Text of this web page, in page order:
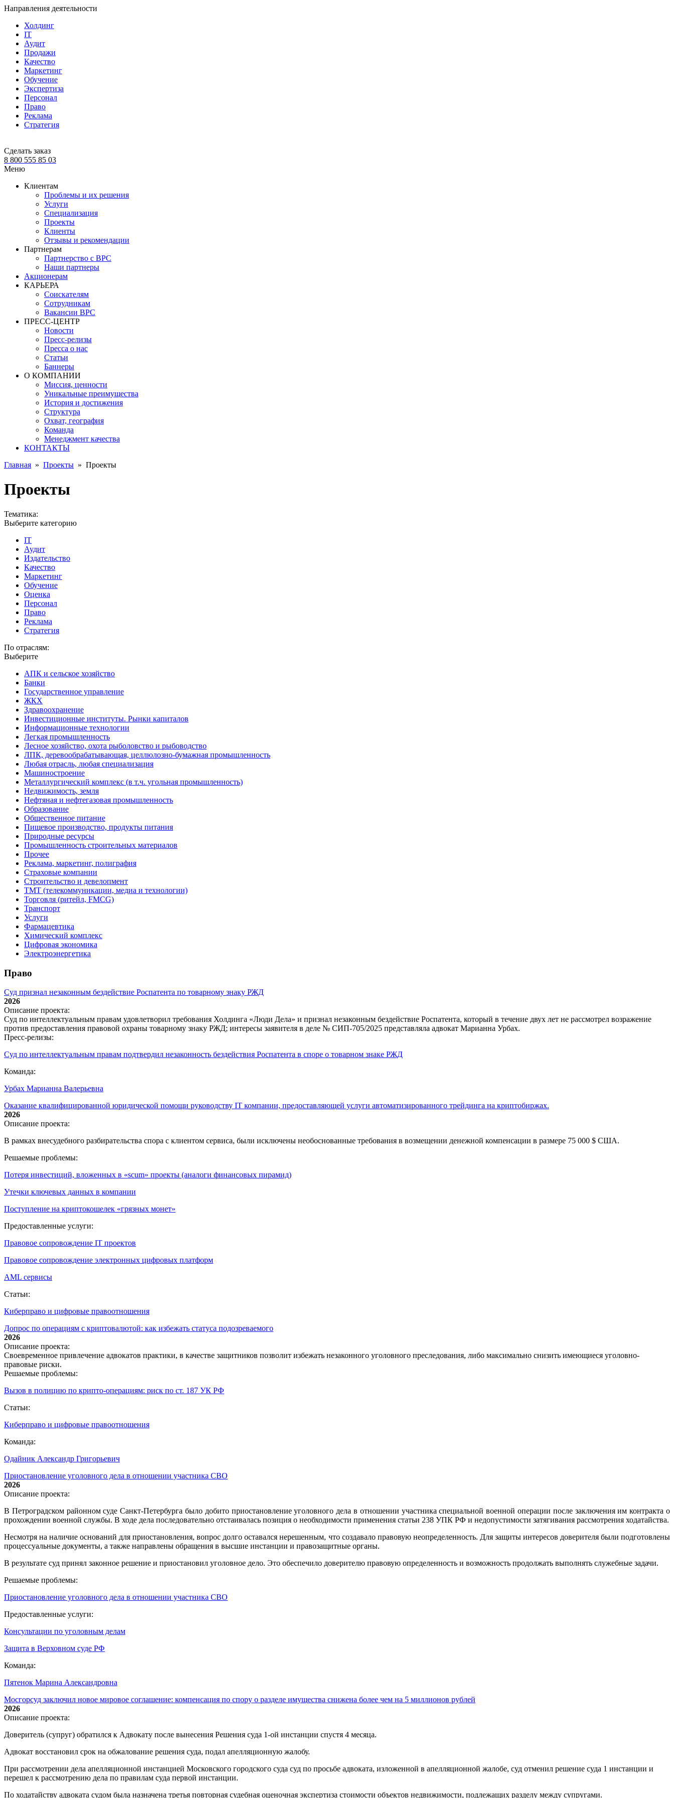
Направления деятельности
Холдинг
IT
Аудит
Продажи
Качество
Маркетинг
Обучение
Экспертиза
Персонал
Право
Реклама
Стратегия
Сделать заказ
8 800 555 85 03
Меню
Клиентам
Проблемы и их решения
Услуги
Специализация
Проекты
Клиенты
Отзывы и рекомендации
Партнерам
Партнерство с BPC
Наши партнеры
Акционерам
КАРЬЕРА
Соискателям
Сотрудникам
Вакансии BPC
ПРЕСС-ЦЕНТР
Новости
Пресс-релизы
Пресса о нас
Статьи
Баннеры
О КОМПАНИИ
Миссия, ценности
Уникальные преимущества
История и достижения
Структура
Охват, география
Команда
Менеджмент качества
КОНТАКТЫ
Главная » Проекты » Проекты
Проекты
Тематика:
Выберите категорию
IT
Аудит
Издательство
Качество
Маркетинг
Обучение
Оценка
Персонал
Право
Реклама
Стратегия
По отраслям:
Выберите
АПК и сельское хозяйство
Банки
Государственное управление
ЖКХ
Здравоохранение
Инвестиционные институты. Рынки капиталов
Информационные технологии
Легкая промышленность
Лесное хозяйство, охота рыболовство и рыбоводство
ЛПК, деревообрабатывающая, целлюлозно-бумажная промышленность
Любая отрасль, любая специализация
Машиностроение
Металлургический комплекс (в т.ч. угольная промышленность)
Недвижимость, земля
Нефтяная и нефтегазовая промышленность
Образование
Общественное питание
Пищевое производство, продукты питания
Природные ресурсы
Промышленность строительных материалов
Прочее
Реклама, маркетинг, полиграфия
Страховые компании
Строительство и девелопмент
ТМТ (телекоммуникации, медиа и технологии)
Торговля (ритейл, FMCG)
Транспорт
Услуги
Фармацевтика
Химический комплекс
Цифровая экономика
Электроэнергетика
Право
Суд признал незаконным бездействие Роспатента по товарному знаку РЖД
2026
Описание проекта:
Суд по интеллектуальным правам удовлетворил требования Холдинга «Люди Дела» и признал незаконным бездействие Роспатента, который в течение двух лет не рассмотрел возражение
против предоставления правовой охраны товарному знаку РЖД; интересы заявителя в деле № СИП‑705/2025 представляла адвокат Марианна Урбах.
Пресс-релизы:
Суд по интеллектуальным правам подтвердил незаконность бездействия Роспатента в споре о товарном знаке РЖД
Команда:
Урбах Марианна Валерьевна
Оказание квалифицированной юридической помощи руководству IT компании, предоставляющей услуги автоматизированного трейдинга на криптобиржах.
2026
Описание проекта:
В рамках внесудебного разбирательства спора с клиентом сервиса, были исключены необоснованные требования в возмещении денежной компенсации в размере 75 000 $ США.
Решаемые проблемы:
Потеря инвестиций, вложенных в «scum» проекты (аналоги финансовых пирамид)
Утечки ключевых данных в компании
Поступление на криптокошелек «грязных монет»
Предоставленные услуги:
Правовое сопровождение IT проектов
Правовое сопровождение электронных цифровых платформ
AML сервисы
Статьи:
Киберправо и цифровые правоотношения
Допрос по операциям с криптовалютой: как избежать статуса подозреваемого
2026
Описание проекта:
Своевременное привлечение адвокатов практики, в качестве защитников позволит избежать незаконного уголовного преследования, либо максимально снизить имеющиеся уголовно-
правовые риски.
Решаемые проблемы:
Вызов в полицию по крипто‑операциям: риск по ст. 187 УК РФ
Статьи:
Киберправо и цифровые правоотношения
Команда:
Одайник Александр Григорьевич
Приостановление уголовного дела в отношении участника СВО
2026
Описание проекта:
В Петроградском районном суде Санкт-Петербурга было добито приостановление уголовного дела в отношении участника специальной военной операции после заключения им контракта о
прохождении военной службы. В ходе дела последовательно отстаивалась позиция о необходимости применения статьи 238 УПК РФ и недопустимости затягивания рассмотрения ходатайства.
Несмотря на наличие оснований для приостановления, вопрос долго оставался нерешенным, что создавало правовую неопределенность. Для защиты интересов доверителя были подготовлены
процессуальные документы, а также направлены обращения в высшие инстанции и правозащитные органы.
В результате суд принял законное решение и приостановил уголовное дело. Это обеспечило доверителю правовую определенность и возможность продолжать выполнять служебные задачи.
Решаемые проблемы:
Приостановление уголовного дела в отношении участника СВО
Предоставленные услуги:
Консультации по уголовным делам
Защита в Верховном суде РФ
Команда:
Пятенок Марина Александровна
Мосгорсуд заключил новое мировое соглашение: компенсация по спору о разделе имущества снижена более чем на 5 миллионов рублей
2026
Описание проекта:
Доверитель (супруг) обратился к Адвокату после вынесения Решения суда 1-ой инстанции спустя 4 месяца.
Адвокат восстановил срок на обжалование решения суда, подал апелляционную жалобу.
При рассмотрении дела апелляционной инстанцией Московского городского суда суд по просьбе адвоката, изложенной в апелляционной жалобе, суд отменил решение суда 1 инстанции и
перешел к рассмотрению дела по правилам суда первой инстанции.
По ходатайству адвоката судом была назначена третья повторная судебная оценочная экспертиза стоимости объектов недвижимости, подлежащих разделу между супругами.